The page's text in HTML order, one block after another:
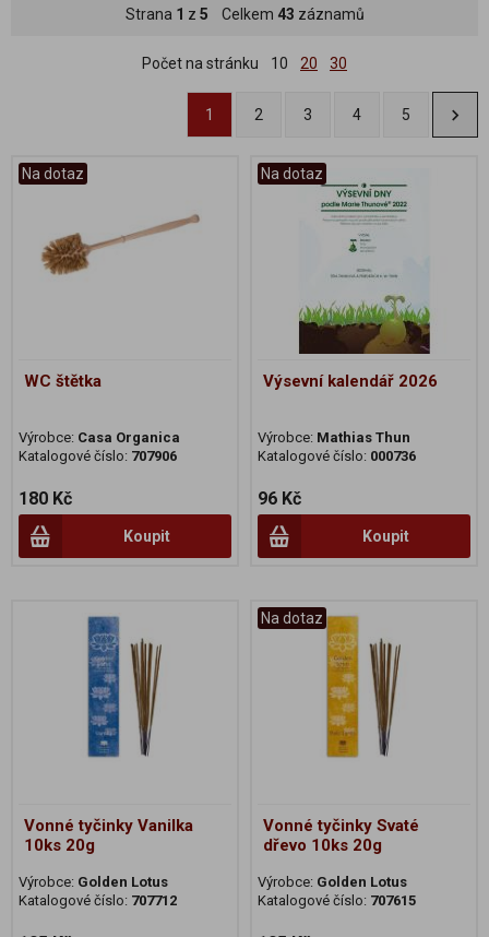
Strana 1 z 5 Celkem 43 záznamů
Počet na stránku 10 20 30
1 2 3 4 5
Na dotaz
WC štětka
Výrobce: Casa Organica
Katalogové číslo: 707906
180 Kč
Koupit
Na dotaz
Výsevní kalendář 2026
Výrobce: Mathias Thun
Katalogové číslo: 000736
96 Kč
Koupit
Vonné tyčinky Vanilka
10ks 20g
Výrobce: Golden Lotus
Katalogové číslo: 707712
Na dotaz
Vonné tyčinky Svaté
dřevo 10ks 20g
Výrobce: Golden Lotus
Katalogové číslo: 707615